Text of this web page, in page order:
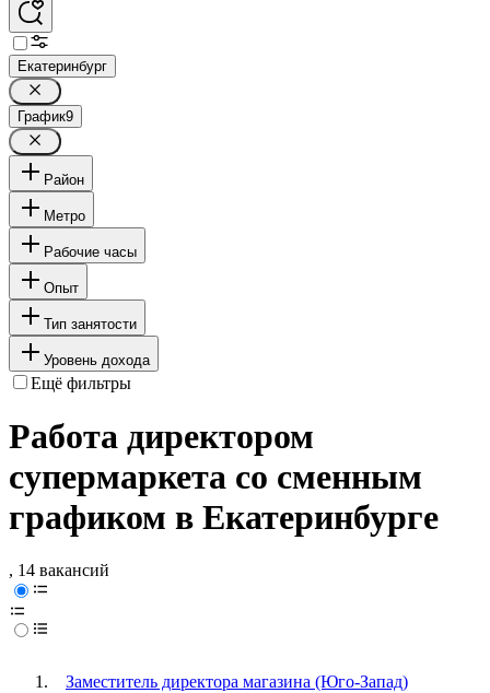
Екатеринбург
График9
Район
Метро
Рабочие часы
Опыт
Тип занятости
Уровень дохода
Ещё фильтры
Работа директором
супермаркета со сменным
графиком в Екатеринбурге
, 14 вакансий
Заместитель директора магазина (Юго-Запад)